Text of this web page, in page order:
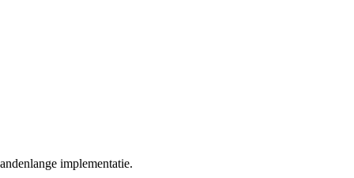
implementatie.